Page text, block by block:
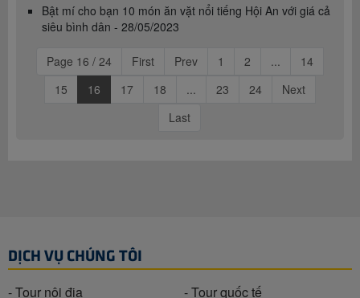
Bật mí cho bạn 10 món ăn vặt nổi tiếng Hội An với giá cả
siêu bình dân - 28/05/2023
Page 16 / 24 First Prev 1 2 ...
14
15
16 17 18 ... 23 24
Next
Last
DỊCH VỤ CHÚNG TÔI
- Tour nội địa
- Tour quốc tế